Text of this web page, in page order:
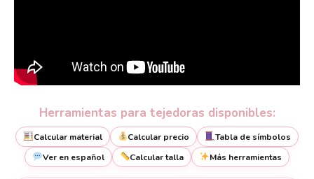
Herramientas para tejedoras disponibles:
Calcular material Calcular precio
Tabla de símbolos
Ver en español
Calcular talla Más herramientas